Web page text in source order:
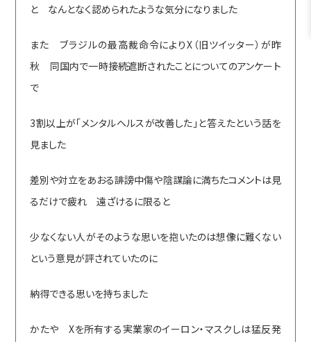
と なんとなく認められたような気分になりました
また ブラジルの最高裁命令によりX（旧ツイッター）が昨
秋 同国内で一時接続遮断されたことについてのアンケート
で
3割以上が「メンタルヘルスが改善した」と答えたという話を
見ました
差別や対立をあおる誹謗中傷や陰謀論に満ちたコメントは見
るだけで疲れ 遠ざけるに限ると
少なくない人がそのような思いを抱いたのは想像に難くない
という意見が評されていたのに
納得できる思いを持ちました
かたや Xを所有する実業家のイーロン・マスクしは猛反発